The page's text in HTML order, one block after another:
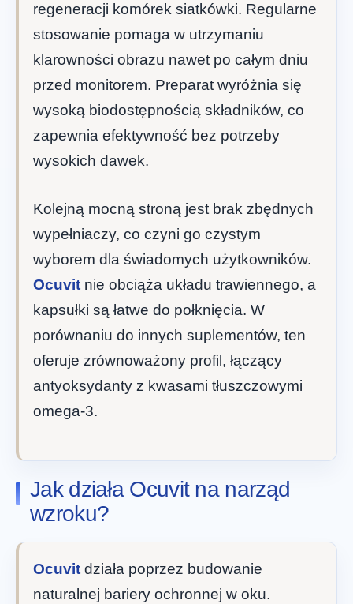
regeneracji komórek siatkówki. Regularne
stosowanie pomaga w utrzymaniu
klarowności obrazu nawet po całym dniu
przed monitorem. Preparat wyróżnia się
wysoką biodostępnością składników, co
zapewnia efektywność bez potrzeby
wysokich dawek.
Kolejną mocną stroną jest brak zbędnych
wypełniaczy, co czyni go czystym
wyborem dla świadomych użytkowników.
Ocuvit nie obciąża układu trawiennego, a
kapsułki są łatwe do połknięcia. W
porównaniu do innych suplementów, ten
oferuje zrównoważony profil, łączący
antyoksydanty z kwasami tłuszczowymi
omega-3.
Jak działa Ocuvit na narząd
wzroku?
Ocuvit działa poprzez budowanie
naturalnej bariery ochronnej w oku.